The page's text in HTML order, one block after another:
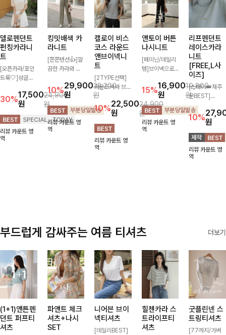
델로펜던트
펀칭카라니
트
[오픈카라/포인
트룩🤍]성글한
통기성 느껴지는
카라 니트! 내추
럴하게 떨어지는
여유핏에 오픈
카라 디테일 더
해져 꾸안꾸 무
30%17,500
원
24,900
원
리뷰 카운트 영
역
킹밋배색 카
라니트
[쫀쫀텐션👍]깔
끔한 카라와 반
만나 하나만 입
어도 완성도 높
은 스타일링을
연출해드려요 부
담 없이 즐기기
좋은 데일리 니
10%29,900
원
33,200
원
리뷰 카운트 영
역
캘로이 비스
코스 라운드
앤브이넥니
트
[2TYPE선택]
라운드넥과 브이
넥 두 가지 디자
인으로 취향에
맞게 선택 가능
한 베이직 니트
🤍 깔끔한 실루
엣과 부드러운
착용감으로 단독
10%22,500
원
24,900
원
리뷰 카운트 영
역
앤토이 버튼
나시니트
[페미닌/데일리
템]브이넥으로
베이직한 디자인
의이너로 단독으
로도 언제나 만
능 아이템!산뜻
한 여름, 시원하
게 보내요 :) ♡
15%16,900
원
19,800
원
리뷰 카운트 영
역
리프펜던트
레이스카라
니트
[FREE,L사
이즈]
[스테디👑재주
문BEST]
사랑스러움 가득
담은 카라 니트
에 펜던트 포인
트까지 톡-톡 얼
굴을 밝혀주는
컬러와 함께 해
요-
10%원
리뷰 카운트 영
역
부드럽게 감싸주는 여름 티셔츠 더보기
(1+1)앤튼펜
던트 퍼프티
셔츠
파앤트 체크
셔츠+나시
SET
니어븐 브이
넥티셔츠
[데일리BEST]
힐첸카라 스
트라이프티
셔츠
굿플린넨 스
트링티셔츠
[77까지/가벼